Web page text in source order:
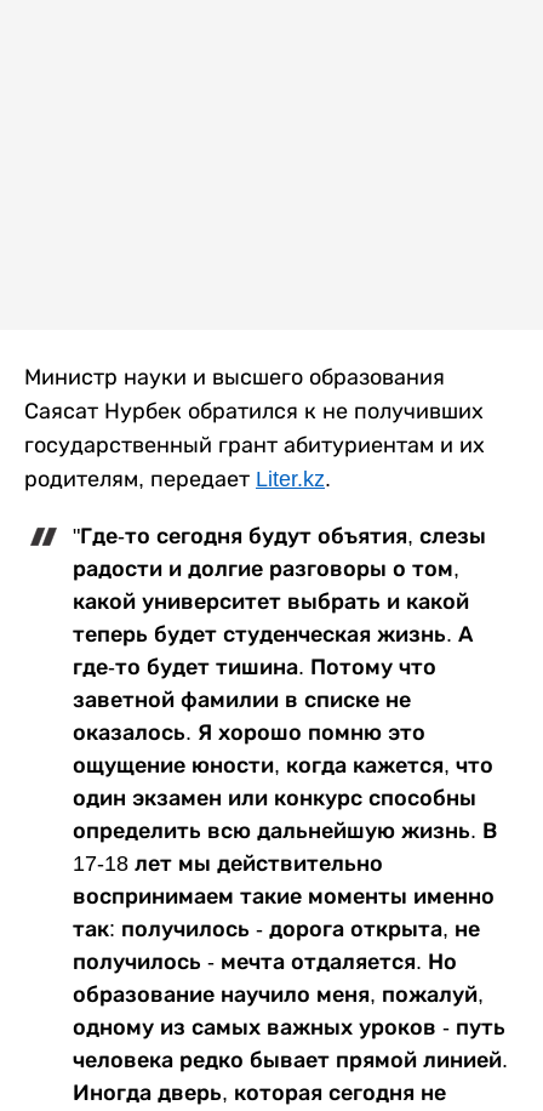
Министр науки и высшего образования
Саясат Нурбек обратился к не получивших
государственный грант абитуриентам и их
родителям, передает Liter.kz.
"Где-то сегодня будут объятия, слезы
радости и долгие разговоры о том,
какой университет выбрать и какой
теперь будет студенческая жизнь. А
где-то будет тишина. Потому что
заветной фамилии в списке не
оказалось. Я хорошо помню это
ощущение юности, когда кажется, что
один экзамен или конкурс способны
определить всю дальнейшую жизнь. В
17-18 лет мы действительно
воспринимаем такие моменты именно
так: получилось - дорога открыта, не
получилось - мечта отдаляется. Но
образование научило меня, пожалуй,
одному из самых важных уроков - путь
человека редко бывает прямой линией.
Иногда дверь, которая сегодня не